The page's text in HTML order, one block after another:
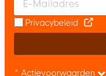
Privacybeleid
* Actievoorwaarden